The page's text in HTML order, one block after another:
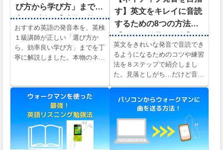
び方から学び方」まで丁
寧に解説！【独学可能で
す】
おすすめ英語の発音本を、英検
１級講師が正しい「選び方か
ら、効率良い学び方」までを丁
寧に解説しました。本物のネイ
記事でキレイな発音への一歩を
踏み出してください。
す】英文をキレイに音読
するための8つの方法
【コツや道具も紹介】
英文をきれいな発音で音読でき
るようになるためのコツや練習
法を８ステップで紹介しまし
た。見落としがち…だけど音読
の質が劇的に変わる３つのコツ